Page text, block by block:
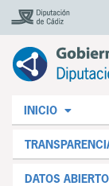
INICIO
DATOS